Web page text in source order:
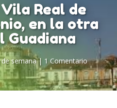
Real de
en la otra
Guadiana
semana| 1 Comentario